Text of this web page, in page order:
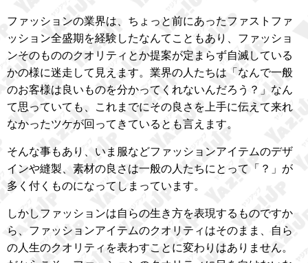
ファッションの業界は、ちょっと前にあったファストファ
ッション全盛期を経験したなんてこともあり、ファッショ
ンそのもののクオリティとか提案が定まらず自滅している
かの様に迷走して見えます。業界の人たちは「なんで一般
のお客様は良いものを分かってくれないんだろう？」なん
て思っていても、これまでにその良さを上手に伝えて来れ
なかったツケが回ってきているとも言えます。
そんな事もあり、いま服などファッションアイテムのデザ
インや縫製、素材の良さは一般の人たちにとって「？」が
多く付くものになってしまっています。
しかしファッションは自らの生き方を表現するものですか
ら、ファッションアイテムのクオリティはそのまま、自ら
の人生のクオリティを表わすことに変わりはありません。